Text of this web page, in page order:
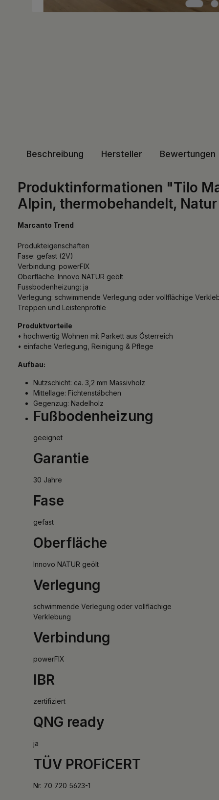
Beschreibung Hersteller Bewertungen
Produktinformationen "Tilo
Alpin, thermobehandelt,
Marcanto Trend
Produkteigenschaften
Fase: gefast (2V)
Verbindung: powerFIX
Oberfläche: Innovo NATUR geölt
Fussbodenheizung: ja
Verlegung: schwimmende Verlegung oder vollflächige
Treppen und Leistenprofile
Produktvorteile
• hochwertig Wohnen mit Parkett aus Österreich
• einfache Verlegung, Reinigung & Pflege
Aufbau:
Nutzschicht: ca. 3,2 mm Massivholz
Mittellage: Fichtenstäbchen
Gegenzug: Nadelholz
Fußbodenheizung
geeignet
Garantie
30 Jahre
Fase
gefast
Oberfläche
Innovo NATUR geölt
Verlegung
schwimmende Verlegung oder vollflächige
Verklebung
Verbindung
powerFIX
IBR
zertifiziert
QNG ready
ja
TÜV PROFiCERT
Nr. 70 720 5623-1